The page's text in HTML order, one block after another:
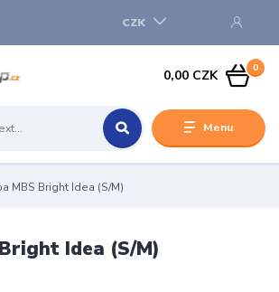
Menu
CZK
0
0,00 CZK
MBS Bright Idea (S/M)
Idea (S/M)